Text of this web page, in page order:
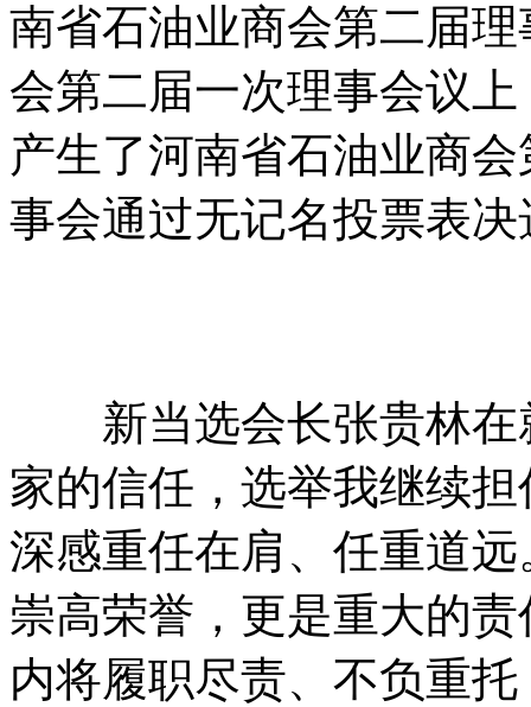
南省石油业商会第二届
会第二届一次理事会议
产生了河南省石油业商
事会通过无记名投票表
新当选会长张贵林在
家的信任，选举我继续
深感重任在肩、任重道
崇高荣誉，更是重大的
内将履职尽责、不负重